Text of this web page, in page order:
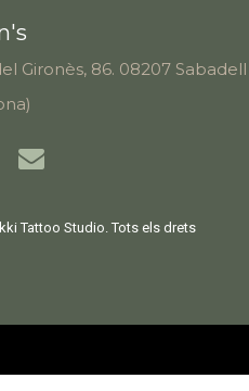
Gironès, 86. 08207 Sabadell
Tattoo Studio. Tots els drets